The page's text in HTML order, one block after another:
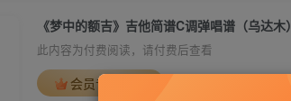
《梦中的额吉》吉他简谱C调弹唱谱（乌达木）
此内容为付费阅读，请付费后查看
会员专属资源